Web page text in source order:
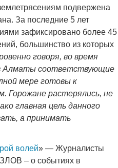
подвержена
За последние 5 лет
зафиксировано более 45
большинство из которых
говоря, во время
Алматы соответствующие
мере готовы к
Горожане растерялись, не
главная цель данного
а принимать
волей» — Журналисты
– о событиях в